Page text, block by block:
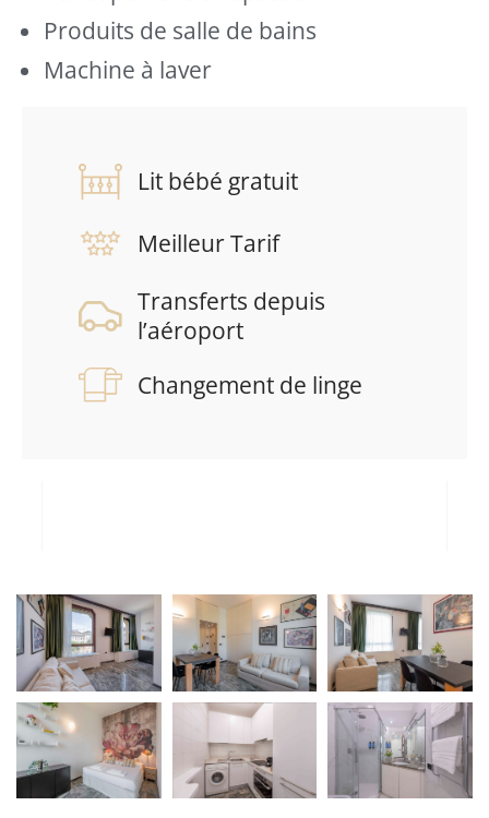
Produits de salle de bains
Machine à laver
Lit bébé gratuit
Meilleur Tarif
Transferts depuis
l’aéroport
Changement de linge